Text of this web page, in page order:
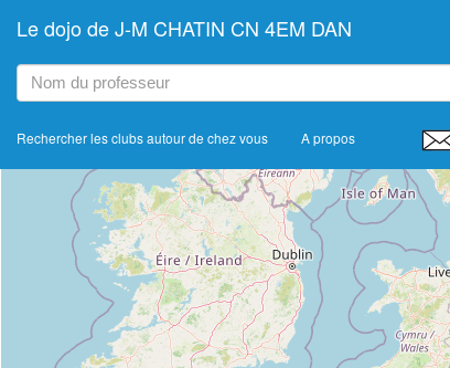
Le dojo de J-M CHATIN CN 4EM DAN
Rechercher les clubs autour de chez vous A propos
−